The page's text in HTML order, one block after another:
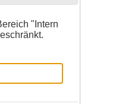
"Intern